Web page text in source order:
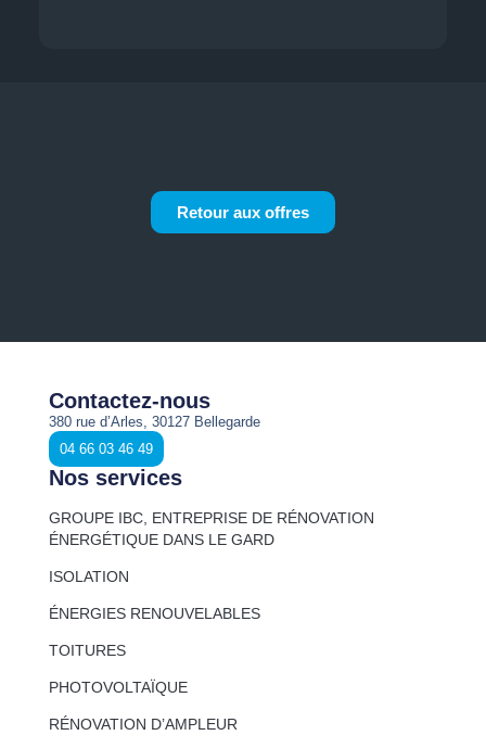
Retour aux offres
Nos services
GROUPE IBC, ENTREPRISE DE RÉNOVATION
ÉNERGÉTIQUE DANS LE GARD
ISOLATION
ÉNERGIES RENOUVELABLES
TOITURES
PHOTOVOLTAÏQUE
RÉNOVATION D’AMPLEUR
Contactez-nous
380 rue d’Arles, 30127 Bellegarde
04 66 03 46 49